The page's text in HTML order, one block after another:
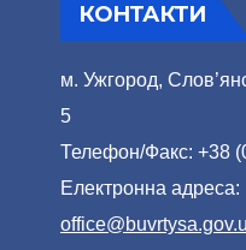
КОНТАКТИ
м. Ужгород,
5
Телефон/Факс: +38
Електронна адреса: